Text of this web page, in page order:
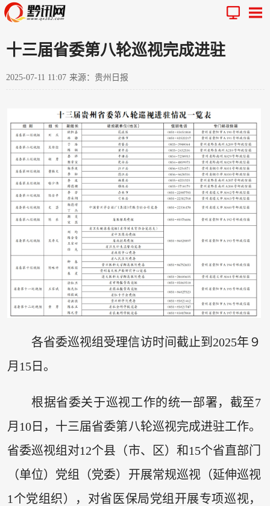
十三届省委第八轮巡视完成进驻
2025-07-11 11:07 来源：贵州日报
各省委巡视组受理信访时间截止到2025年９
月15日。
根据省委关于巡视工作的统一部署，截至7
月10日，十三届省委第八轮巡视完成进驻工作。
省委巡视组对12个县（市、区）和15个省直部门
（单位）党组（党委）开展常规巡视（延伸巡视
1个党组织），对省医保局党组开展专项巡视，